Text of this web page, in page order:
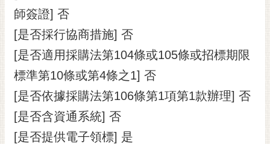
師簽證] 否
[是否採行協商措施] 否
[是否適用採購法第104條或105條或招標期限
標準第10條或第4條之1] 否
[是否依據採購法第106條第1項第1款辦理] 否
[是否含資通系統] 否
[是否提供電子領標] 是